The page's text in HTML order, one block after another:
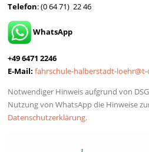
Telefon: (0 64 71) 22 46
WhatsApp
+49 6471 2246
E-Mail:fahrschule-halberstadt-
Notwendiger Hinweis aufgrund von
Nutzung von WhatsApp die Hinweise
Datenschutz­erklärung.